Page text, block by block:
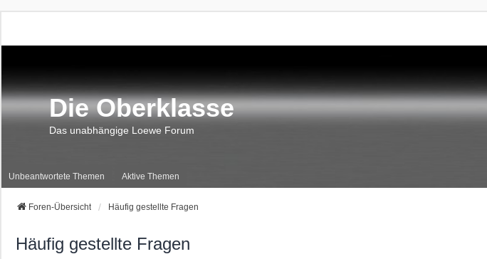
Die Oberklasse
Das unabhängige Loewe Forum
Unbeantwortete Themen Aktive Themen
Foren-Übersicht Häufig gestellte Fragen
Häufig gestellte Fragen